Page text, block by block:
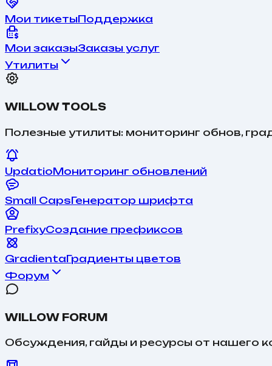
Мои тикетыПоддержка
Мои заказыЗаказы услуг
Утилиты
WILLOW TOOLS
Полезные утилиты: мониторинг обнов,
UpdatioМониторинг обновлений
Small CapsГенератор шрифта
PrefixyСоздание префиксов
GradientaГрадиенты цветов
Форум
WILLOW FORUM
Обсуждения, гайды и ресурсы от нашего